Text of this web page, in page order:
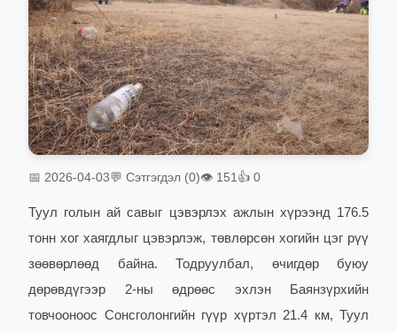
📅 2026-04-03💬 Сэтгэгдэл (0)👁 151 👍 0
Туул голын ай савыг цэвэрлэх ажлын хүрээнд 176.5
тонн хог хаягдлыг цэвэрлэж, төвлөрсөн хогийн цэг рүү
зөөвөрлөөд байна. Тодруулбал, өчигдөр буюу
дөрөвдүгээр 2-ны өдрөөс эхлэн Баянзүрхийн
товчооноос Сонсголонгийн гүүр хүртэл 21.4 км, Туул